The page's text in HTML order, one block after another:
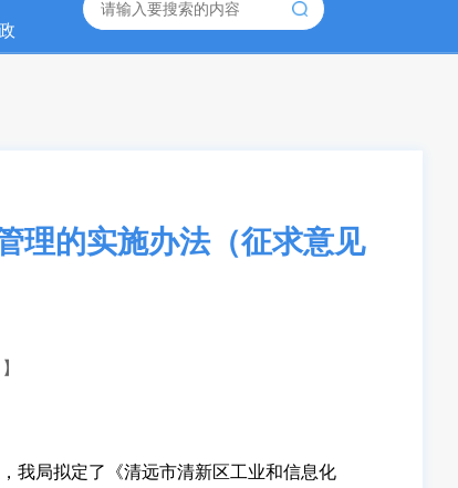
理的实施办法（征求意见
】
局拟定了《清远市清新区工业和信息化